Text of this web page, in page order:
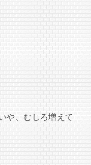
や、むしろ増えて